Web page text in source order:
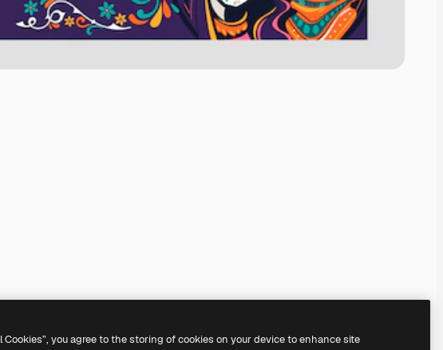
you agree to the storing of cookies on your device to enhance site